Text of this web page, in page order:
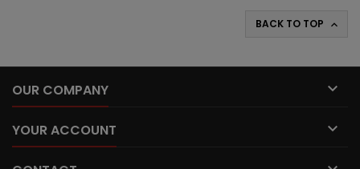
BACK TO TOP 
OUR COMPANY 
YOUR ACCOUNT 